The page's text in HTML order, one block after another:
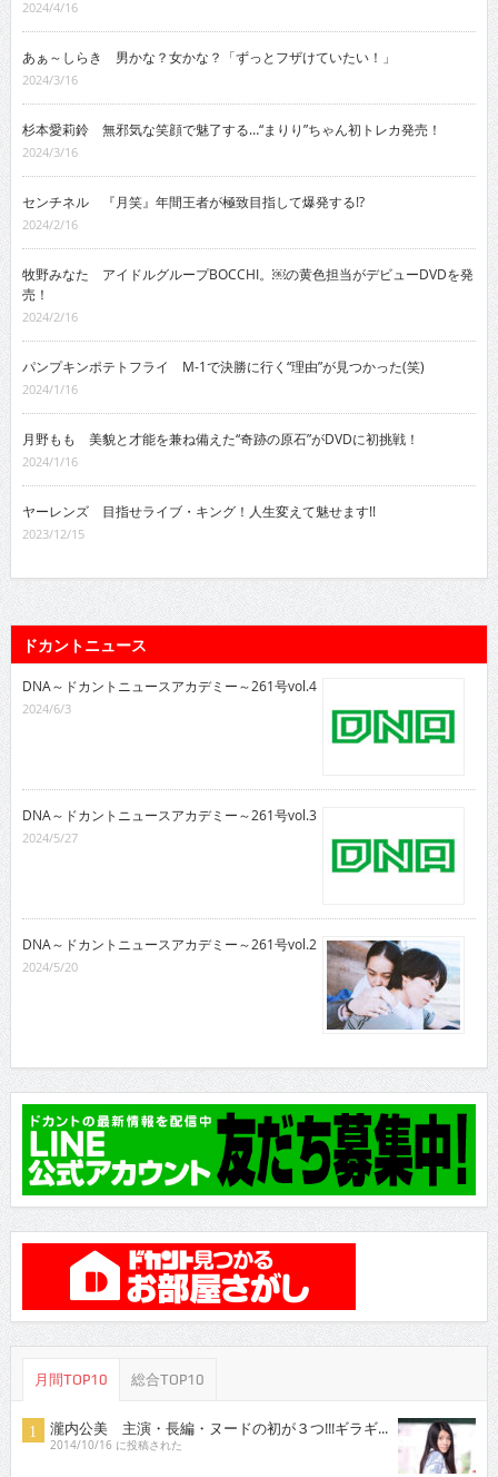
2024/4/16
あぁ～しらき 男かな？女かな？「ずっとフザけていたい！」
2024/3/16
杉本愛莉鈴 無邪気な笑顔で魅了する…“まりり”ちゃん初トレカ発売！
2024/3/16
センチネル 『月笑』年間王者が極致目指して爆発する!?
2024/2/16
牧野みなた アイドルグループBOCCHI。￼の黄色担当がデビューDVDを発
売！
2024/2/16
パンプキンポテトフライ M-1で決勝に行く“理由”が見つかった(笑)
2024/1/16
月野もも 美貌と才能を兼ね備えた“奇跡の原石”がDVDに初挑戦！
2024/1/16
ヤーレンズ 目指せライブ・キング！人生変えて魅せます!!
2023/12/15
ドカントニュース
DNA～ドカントニュースアカデミー～261号vol.4
2024/6/3
DNA～ドカントニュースアカデミー～261号vol.3
2024/5/27
DNA～ドカントニュースアカデミー～261号vol.2
2024/5/20
月間TOP10 総合TOP10
瀧内公美 主演・長編・ヌードの初が３つ!!!ギラギ...
2014/10/16 に投稿された